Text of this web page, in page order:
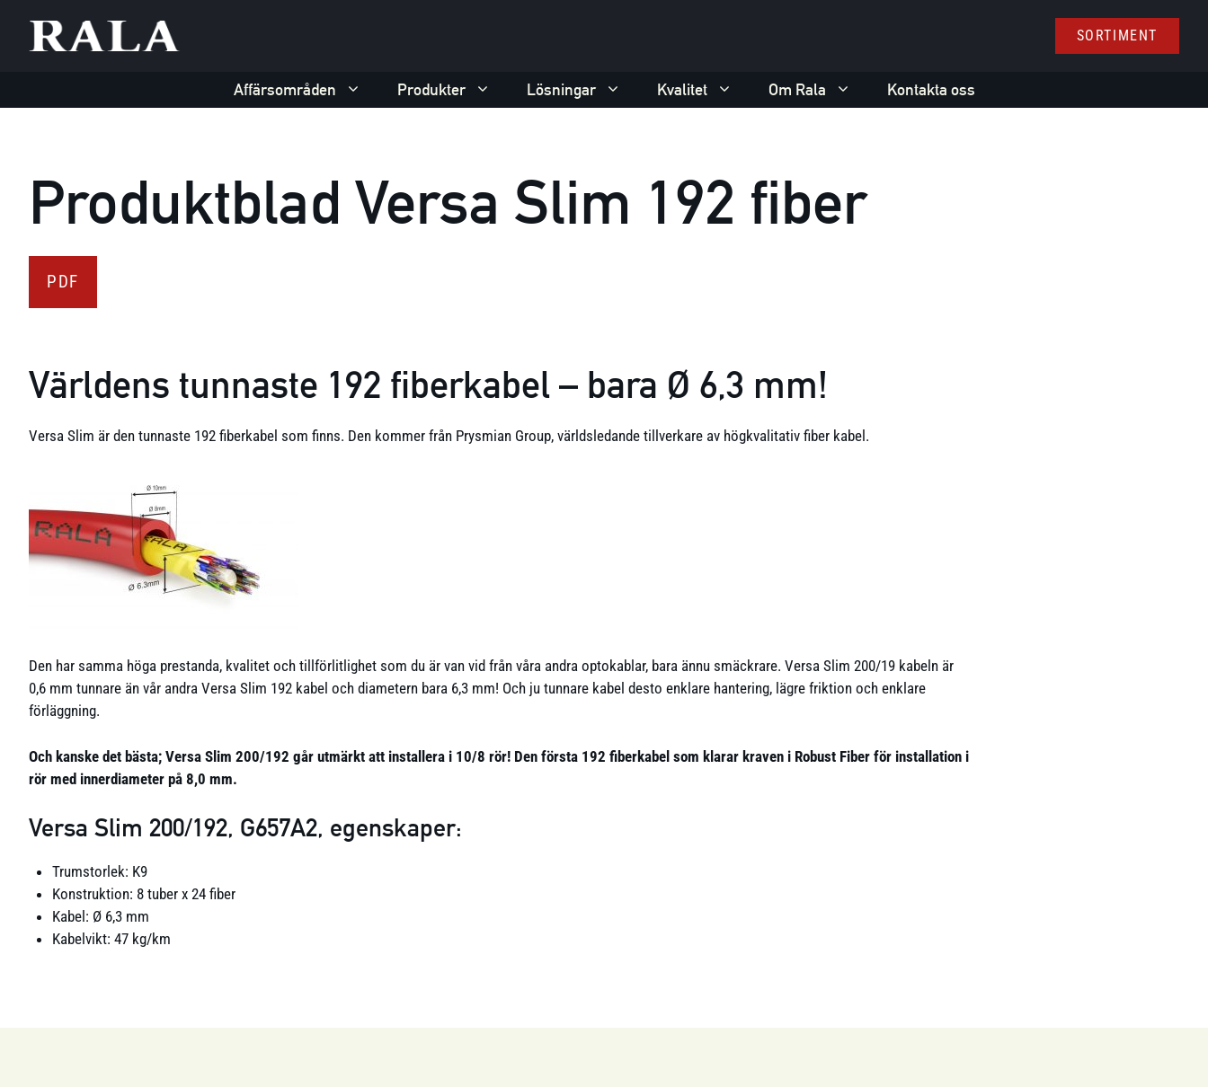
innehåll
SORTIMENT
Affärsområden Produkter Lösningar Kvalitet Om Rala Kontakta oss
Produktblad Versa Slim 192 fiber
PDF
Världens tunnaste 192 fiberkabel – bara Ø 6,3 mm!
Versa Slim är den tunnaste 192 fiberkabel som finns. Den kommer från Prysmian Group, världsledande tillverkare av högkvalitativ fiber kabel.
Den har samma höga prestanda, kvalitet och tillförlitlighet som du är van vid från våra andra optokablar, bara ännu smäckrare. Versa Slim 200/19 kabeln är
0,6 mm tunnare än vår andra Versa Slim 192 kabel och diametern bara 6,3 mm! Och ju tunnare kabel desto enklare hantering, lägre friktion och enklare
förläggning.
Och kanske det bästa; Versa Slim 200/192 går utmärkt att installera i 10/8 rör! Den första 192 fiberkabel som klarar kraven i Robust Fiber för installation i
rör med innerdiameter på 8,0 mm.
Versa Slim 200/192, G657A2, egenskaper:
Trumstorlek: K9
Konstruktion: 8 tuber x 24 fiber
Kabel: Ø 6,3 mm
Kabelvikt: 47 kg/km